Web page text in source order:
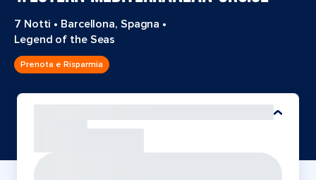
7 Notti • Barcellona, Spagna •
Legend of the Seas
Prenota e Risparmia